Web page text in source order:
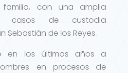
con una amplia
casos de custodia
Sebastián de los Reyes.
en los últimos años a
en procesos de